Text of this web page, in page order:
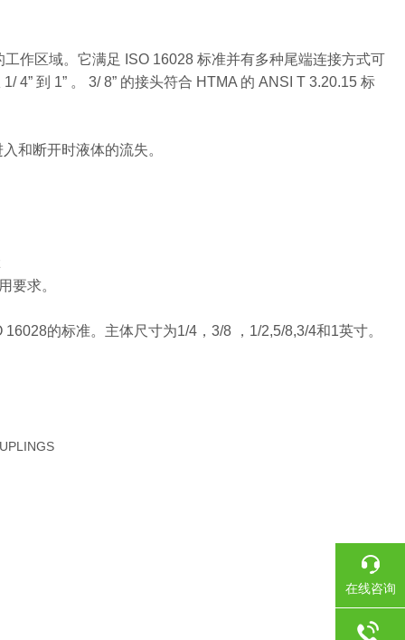
作区域。它满足 ISO 16028 标准并有多种尾端连接方式可
4” 到 1” 。 3/ 8” 的接头符合 HTMA 的 ANSI T 3.20.15 标
和断开时液体的流失。
要求。
的标准。主体尺寸为1/4，3/8 ，1/2,5/8,3/4和1英寸。
在线咨询